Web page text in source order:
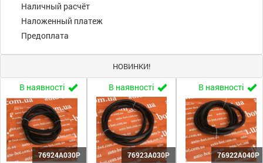
Наличный расчёт
Наложенный платеж
Предоплата
НОВИНКИ!
В наявності
76924A030P
В наявності
76923A030P
В наявності
76922A040P